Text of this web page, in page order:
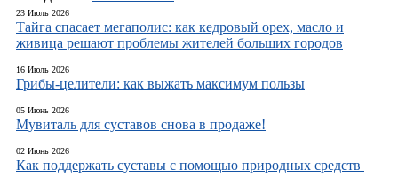
23 Июль 2026
Тайга спасает мегаполис: как кедровый орех, масло и
живица решают проблемы жителей больших городов
16 Июль 2026
Грибы-целители: как выжать максимум пользы
05 Июнь 2026
Мувиталь для суставов снова в продаже!
02 Июнь 2026
Как поддержать суставы с помощью природных средств